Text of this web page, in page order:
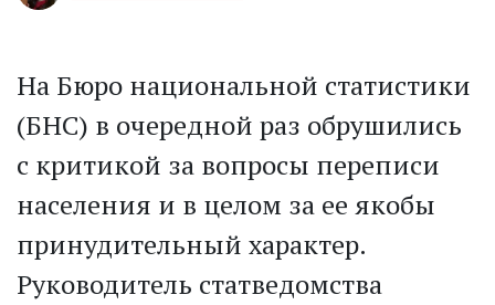
На Бюро национальной статистики
(БНС) в очередной раз обрушились
с критикой за вопросы переписи
населения и в целом за ее якобы
принудительный характер.
Руководитель статведомства